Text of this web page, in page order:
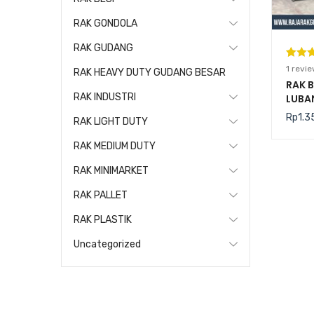
5.00
n
11
RAK
Rp
RAK GONDOLA
RAK GUDANG
RAK HEAVY DUTY GUDANG BESAR
RAK INDUSTRI
RAK LIGHT DUTY
RAK MEDIUM DUTY
RAK MINIMARKET
RAK PALLET
RAK PLASTIK
Uncategorized